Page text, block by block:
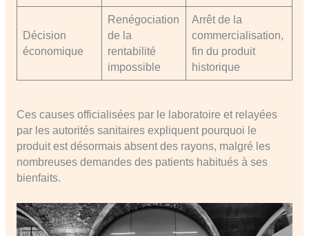
Décision
économique
Renégociation
de la
rentabilité
impossible
Arrêt de la
commercialisation,
fin du produit
historique
Ces causes officialisées par le laboratoire et relayées
par les autorités sanitaires expliquent pourquoi le
produit est désormais absent des rayons, malgré les
nombreuses demandes des patients habitués à ses
bienfaits.